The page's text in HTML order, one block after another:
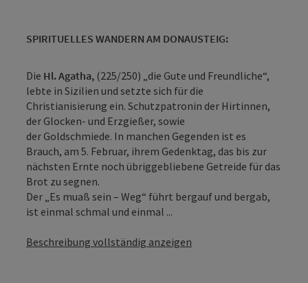
SPIRITUELLES WANDERN AM DONAUSTEIG:
Die Hl. Agatha, (225/250) „die Gute und Freundliche“,
lebte in Sizilien und setzte sich für die
Christianisierung ein. Schutzpatronin der Hirtinnen,
der Glocken- und Erzgießer, sowie
der Goldschmiede. In manchen Gegenden ist es
Brauch, am 5. Februar, ihrem Gedenktag, das bis zur
nächsten Ernte noch übriggebliebene Getreide für das
Brot zu segnen.
Der „Es muaß sein – Weg“ führt bergauf und bergab,
ist einmal schmal und einmal ...
Beschreibung vollständig anzeigen